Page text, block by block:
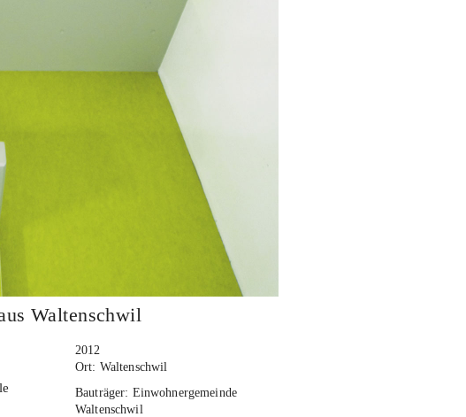
Waltenschwil
2012
Ort: Waltenschwil
Bauträger: Einwohnergemeinde
Waltenschwil